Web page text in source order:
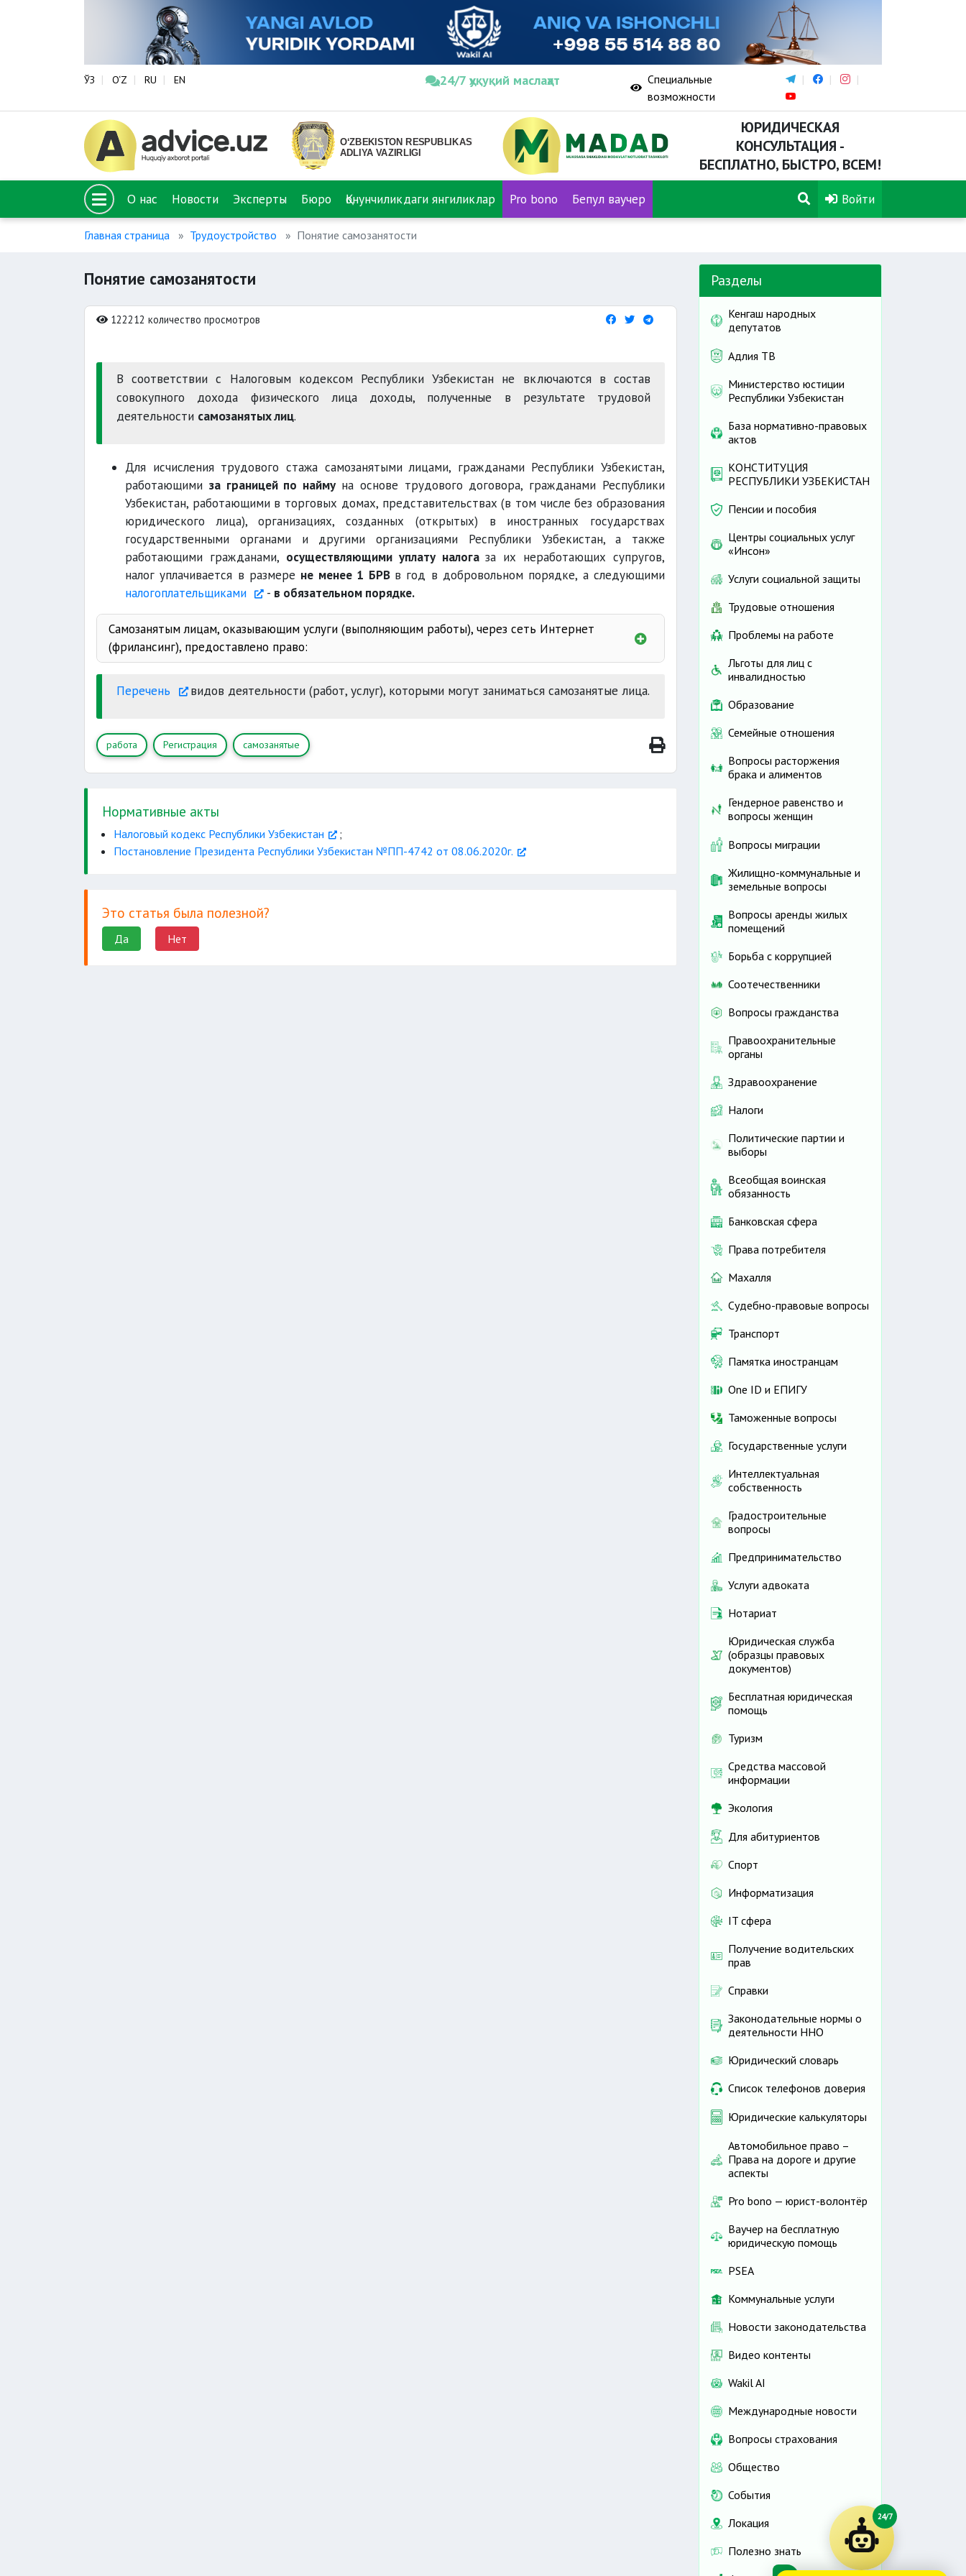
ЎЗ O‘Z RU EN 24/7 ҳуқуқий маслаҳат
Специальные
возможности
ЮРИДИЧЕСКАЯ
КОНСУЛЬТАЦИЯ -
БЕСПЛАТНО, БЫСТРО, ВСЕМ!
О нас Новости Эксперты Бюро Қонунчиликдаги янгиликлар Pro bono Бепул ваучер Войти
Главная страница Трудоустройство Понятие самозанятости
Понятие самозанятости
122212 количество просмотров
В соответствии с Налоговым кодексом Республики Узбекистан не включаются в состав
совокупного дохода физического лица доходы, полученные в результате трудовой
деятельности самозанятых лиц.
Для исчисления трудового стажа самозанятыми лицами, гражданами Республики Узбекистан,
работающими за границей по найму на основе трудового договора, гражданами Республики
Узбекистан, работающими в торговых домах, представительствах (в том числе без образования
юридического лица), организациях, созданных (открытых) в иностранных государствах
государственными органами и другими организациями Республики Узбекистан, а также
работающими гражданами, осуществляющими уплату налогаза их неработающих супругов,
налог уплачивается в размере не менее 1 БРВ в год в добровольном порядке, а следующими
налогоплательщиками
- в обязательном порядке.
Самозанятым лицам, оказывающим услуги (выполняющим работы), через сеть Интернет
(фрилансинг), предоставлено право:
оказывать услуги
без
заключения контракта
Перечень видов деятельности (работ, услуг), которыми могут заниматься самозанятые лица.
работа Регистрация самозанятые
Нормативные акты
Налоговый кодекс Республики Узбекистан
;
Постановление Президента Республики Узбекистан №ПП-4742 от 08.06.2020г.
Это статья была полезной?
Да Нет
Разделы
Кенгаш народных
депутатов
Адлия ТВ
Министерство юстиции
Республики Узбекистан
База нормативно-правовых
актов
КОНСТИТУЦИЯ
РЕСПУБЛИКИ УЗБЕКИСТАН
Пенсии и пособия
Центры социальных услуг
«Инсон»
Услуги социальной защиты
Трудовые отношения
Проблемы на работе
Льготы для лиц с
инвалидностью
Образование
Семейные отношения
Вопросы расторжения
брака и алиментов
Гендерное равенство и
вопросы женщин
Вопросы миграции
Жилищно-коммунальные и
земельные вопросы
Вопросы аренды жилых
помещений
Борьба с коррупцией
Соотечественники
Вопросы гражданства
Правоохранительные
органы
Здравоохранение
Налоги
Политические партии и
выборы
Всеобщая воинская
обязанность
Банковская сфера
Права потребителя
Махалля
Судебно-правовые вопросы
Транспорт
Памятка иностранцам
One ID и ЕПИГУ
Таможенные вопросы
Государственные услуги
Интеллектуальная
собственность
Градостроительные
вопросы
Предпринимательство
Услуги адвоката
Нотариат
Юридическая служба
(образцы правовых
документов)
Бесплатная юридическая
помощь
Туризм
Средства массовой
информации
Экология
Для абитуриентов
Спорт
Информатизация
IT сфера
Получение водительских
прав
Справки
Законодательные нормы о
деятельности ННО
Юридический словарь
Список телефонов доверия
Юридические калькуляторы
Автомобильное право –
Права на дороге и другие
аспекты
Pro bono — юрист-волонтёр
Ваучер на бесплатную
юридическую помощь
PSEA
Коммунальные услуги
Новости законодательства
Видео контенты
Wakil AI
Международные новости
Вопросы страхования
Общество
События
Локация
Полезно знать
24/7